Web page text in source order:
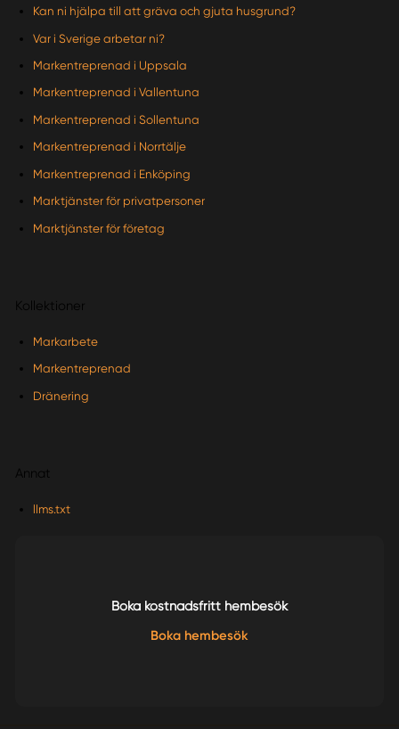
Kan ni hjälpa till att gräva och gjuta husgrund?
Var i Sverige arbetar ni?
Markentreprenad i Uppsala
Markentreprenad i Vallentuna
Markentreprenad i Sollentuna
Markentreprenad i Norrtälje
Markentreprenad i Enköping
Marktjänster för privatpersoner
Marktjänster för företag
Kollektioner
Markarbete
Markentreprenad
Dränering
Annat
llms.txt
Boka kostnadsfritt hembesök
Boka hembesök